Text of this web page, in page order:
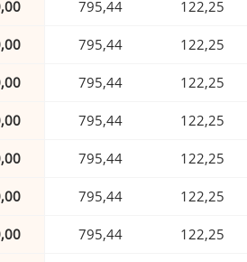
795,44 122,25
795,44 122,25
795,44 122,25
795,44 122,25
795,44 122,25
795,44 122,25
795,44 122,25